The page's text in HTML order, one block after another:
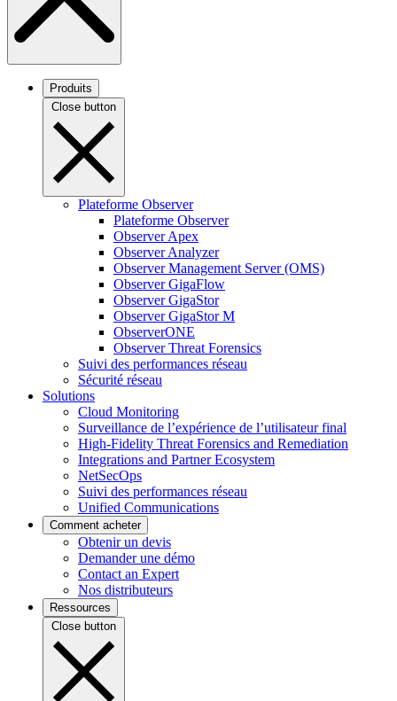
Produits
Close button
Plateforme Observer
Plateforme Observer
Observer Apex
Observer Analyzer
Observer Management Server (OMS)
Observer GigaFlow
Observer GigaStor
Observer GigaStor M
ObserverONE
Observer Threat Forensics
Suivi des performances réseau
Sécurité réseau
Solutions
Cloud Monitoring
Surveillance de l’expérience de l’utilisateur final
High-Fidelity Threat Forensics and Remediation
Integrations and Partner Ecosystem
NetSecOps
Suivi des performances réseau
Unified Communications
Comment acheter
Obtenir un devis
Demander une démo
Contact an Expert
Nos distributeurs
Ressources
Close button